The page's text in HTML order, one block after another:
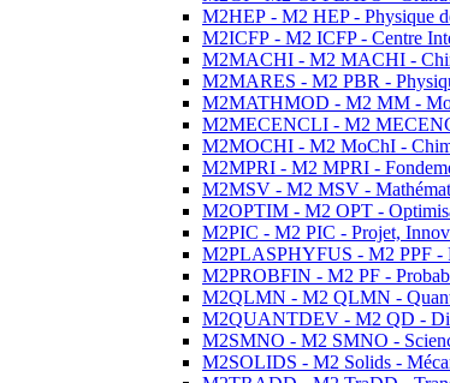
M2HEP - M2 HEP - Physique
M2ICFP - M2 ICFP - Centre
M2MACHI - M2 MACHI -
M2MARES - M2 PBR -
M2MATHMOD - M2 MM -
M2MECENCLI - M2
M2MOCHI - M2 MoChI -
M2MPRI - M2 MPRI -
M2MSV - M2 MSV -
M2OPTIM - M2 OPT -
M2PIC - M2 PIC - Projet,
M2PLASPHYFUS - M2 PPF -
M2PROBFIN - M2 PF -
M2QLMN - M2 QLMN -
M2QUANTDEV - M2 QD -
M2SMNO - M2 SMNO -
M2SOLIDS - M2 Solids -